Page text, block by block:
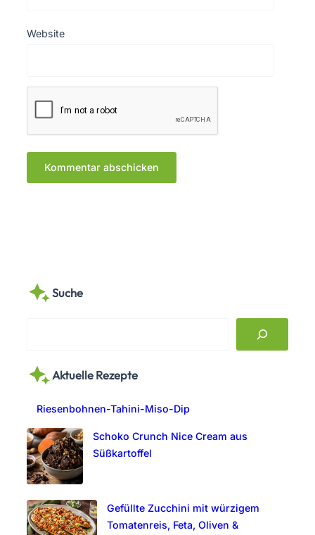
Website
Suche
r
Aktuelle Rezepte
Riesenbohnen-Tahini-Miso-Dip
Schoko Crunch Nice Cream aus
Süßkartoffel
Gefüllte Zucchini mit würzigem
Tomatenreis, Feta, Oliven &